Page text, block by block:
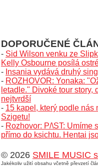
DOPORUČENÉ
- Sid Wilson venku ze
Kelly Osbourne posílá
- Insania vydává druhý
- ROZHOVOR: Yonaka:
letadle." Divoké tour
nejtvrdší
- 15 kapel, který podle nás
Szigetu!
- Rozhovor: P/\ST: Umíme
přímo do ksichtu. Hentai
© 2026 SMILE MUSIC
Jakékoliv užití obsahu včetně převzetí